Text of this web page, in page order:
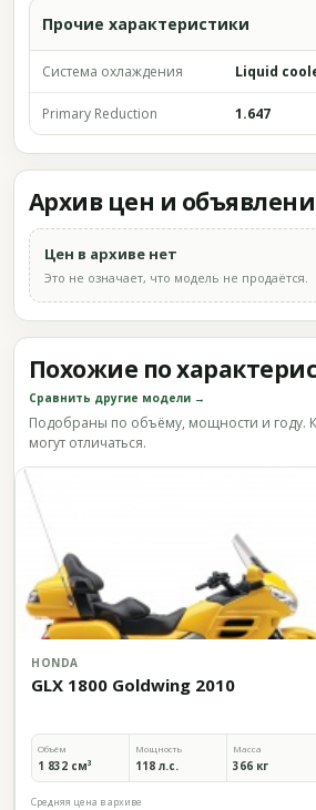
Прочие характеристики
Система охлаждения Liquid
Primary Reduction 1.647
Архив цен и
Цен в архиве нет
Это не означает, что модель не продаётся.
Похожие по
Сравнить другие модели →
Подобраны по объёму, мощности и году.
могут отличаться.
HONDA
GLX 1800 Goldwing 2010
Объём
1 832 см³
Мощность
118 л.с.
Масса
366 кг
Средняя цена в архиве